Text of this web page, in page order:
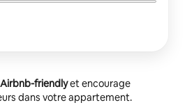
Airbnb-friendlyet encourage
dans votre appartement.